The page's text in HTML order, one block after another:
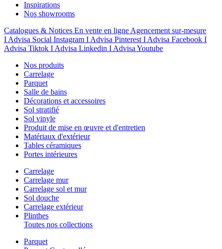
Inspirations
Nos showrooms
Catalogues & Notices En vente en ligne Agencement sur-mesure
I Advisa Social Instagram I Advisa Pinterest I Advisa Facebook I
Advisa Tiktok I Advisa Linkedin I Advisa Youtube
Nos produits
Carrelage
Parquet
Salle de bains
Décorations et accessoires
Sol stratifié
Sol vinyle
Produit de mise en œuvre et d'entretien
Matériaux d'extérieur
Tables céramiques
Portes intérieures
Carrelage
Carrelage mur
Carrelage sol et mur
Sol douche
Carrelage extérieur
Plinthes
Toutes nos collections
Parquet